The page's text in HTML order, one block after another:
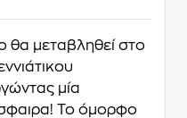
θα μεταβληθεί στο
μία
Το όμορφο